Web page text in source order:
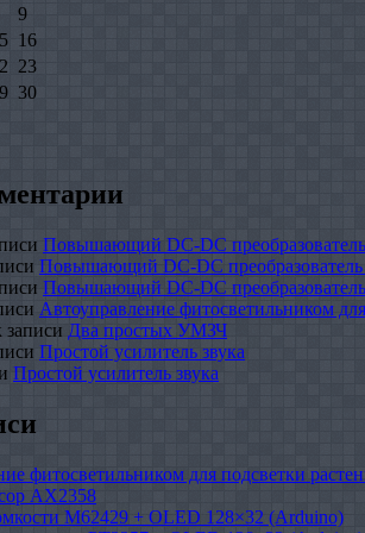
9
16
23
30
Повышающий DC-DC
Повышающий DC-DC
Повышающий DC-DC
Автоуправление фитосветильником
записи Два простых УМЗЧ
Простой усилитель звука
Простой усилитель звука
фитосветильником для подсветки
AX2358
M62429 + OLED 128×32 (Arduino)